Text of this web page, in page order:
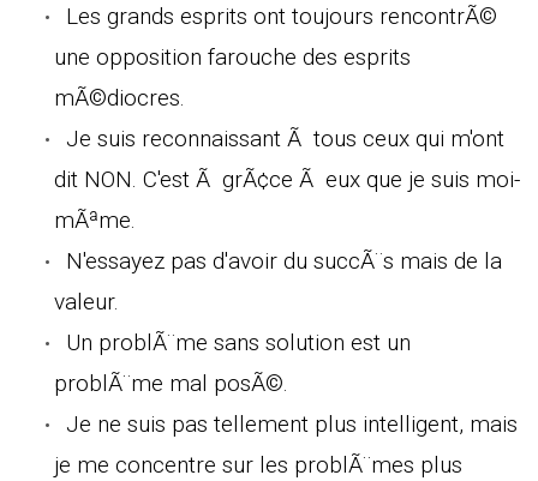
Les grands esprits ont toujours rencontrÃ©
une opposition farouche des esprits
mÃ©diocres.
Je suis reconnaissant Ã tous ceux qui m'ont
dit NON. C'est Ã grÃ¢ce Ã eux que je suis moi-
mÃªme.
N'essayez pas d'avoir du succÃ¨s mais de la
valeur.
Un problÃ¨me sans solution est un
problÃ¨me mal posÃ©.
Je ne suis pas tellement plus intelligent, mais
je me concentre sur les problÃ¨mes plus